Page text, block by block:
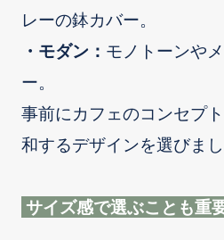
レーの鉢カバー。
・モダン： モノトーンや
ー。
事前にカフェのコンセプ
和するデザインを選びまし
サイズ感で選ぶことも重